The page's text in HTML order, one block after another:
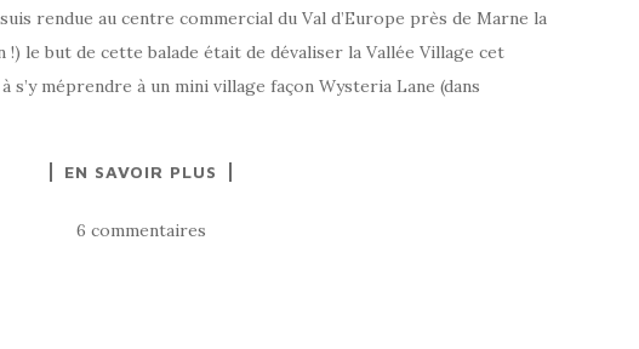
rendue au centre commercial du Val d’Europe près de Marne la
!) le but de cette balade était de dévaliser la Vallée Village cet
méprendre à un mini village façon Wysteria Lane (dans
EN SAVOIR PLUS
6 commentaires